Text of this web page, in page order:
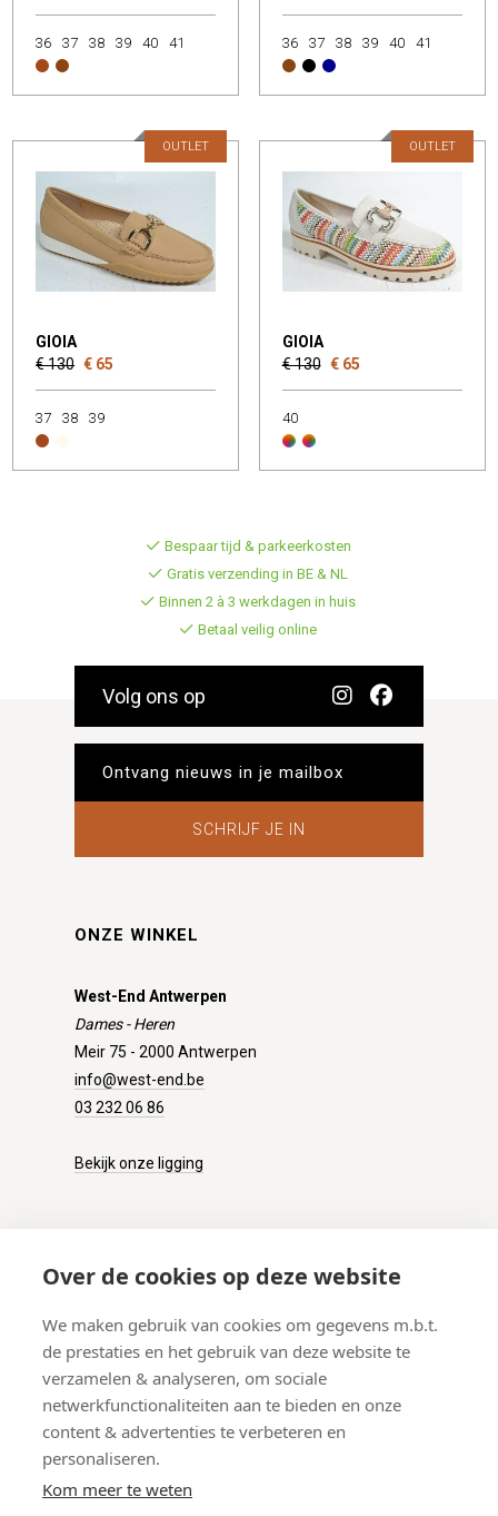
Over de cookies op deze website
We maken gebruik van cookies om gegevens m.b.t.
de prestaties en het gebruik van deze website te
verzamelen & analyseren, om sociale
netwerkfunctionaliteiten aan te bieden en onze
content & advertenties te verbeteren en
personaliseren.
Kom meer te weten
36 37 38 39 40 41 36 37 38 39 40 41
GIOIA
€ 130 € 65
OUTLET
37 38 39
GIOIA
€ 130 € 65
OUTLET
40
Bespaar tijd & parkeerkosten
Gratis verzending in BE & NL
Binnen 2 à 3 werkdagen in huis
Betaal veilig online
Volg ons op
SCHRIJF JE IN
ONZE WINKEL
West-End Antwerpen
Dames - Heren
Meir 75 - 2000 Antwerpen
info@west-end.be
03 232 06 86
Bekijk onze ligging
Verzenden
Retourneren
Betalen
Veelgestelde vragen